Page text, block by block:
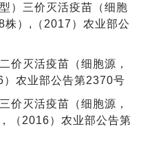
）三价灭活疫苗（细胞
）,（2017）农业部公
价灭活疫苗（细胞源，
农业部公告第2370号
价灭活疫苗（细胞源，
（2016）农业部公告第